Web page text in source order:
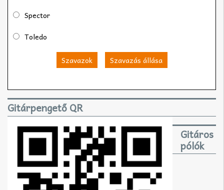
Spector
Toledo
Szavazok Szavazás állása
Gitárpengető QR
Gitáros
pólók